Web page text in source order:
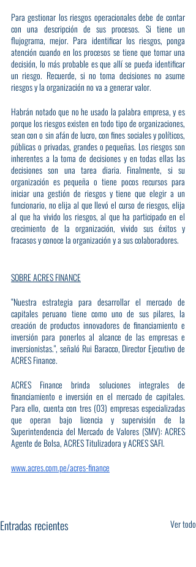
Para gestionar los riesgos operacionales debe de contar
con una descripción de sus procesos. Si tiene un
flujograma, mejor. Para identificar los riesgos, ponga
atención cuando en los procesos se tiene que tomar una
decisión, lo más probable es que allí se pueda identificar
un riesgo. Recuerde, si no toma decisiones no asume
riesgos y la organización no va a generar valor.
Habrán notado que no he usado la palabra empresa, y es
porque los riesgos existen en todo tipo de organizaciones,
sean con o sin afán de lucro, con fines sociales y políticos,
públicas o privadas, grandes o pequeñas. Los riesgos son
inherentes a la toma de decisiones y en todas ellas las
decisiones son una tarea diaria. Finalmente, si su
organización es pequeña o tiene pocos recursos para
iniciar una gestión de riesgos y tiene que elegir a un
funcionario, no elija al que llevó el curso de riesgos, elija
al que ha vivido los riesgos, al que ha participado en el
crecimiento de la organización, vivido sus éxitos y
fracasos y conoce la organización y a sus colaboradores.
SOBRE ACRES FINANCE
“Nuestra estrategia para desarrollar el mercado de
capitales peruano tiene como uno de sus pilares, la
creación de productos innovadores de financiamiento e
inversión para ponerlos al alcance de las empresas e
inversionistas.", señaló Rui Baracco, Director Ejecutivo de
ACRES Finance.
ACRES Finance brinda soluciones integrales de
financiamiento e inversión en el mercado de capitales.
Para ello, cuenta con tres (03) empresas especializadas
que operan bajo licencia y supervisión de la
Superintendencia del Mercado de Valores (SMV): ACRES
Agente de Bolsa, ACRES Titulizadora y ACRES SAFI.
www.acres.com.pe/acres-finance
Entradas recientes Ver todo